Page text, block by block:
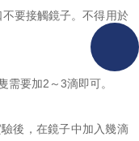
要接觸鏡子。不得用於
要加2～3滴即可。
後，在鏡子中加入幾滴